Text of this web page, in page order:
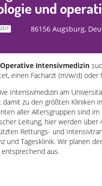
und
86156 Augsburg,
Intensivmedizin
einen Facharzt (m/w/d)
Intensivmedizin am
zu den größten Kliniken
aller Altersgruppen sind
Leitung, hier werden über
Rettungs- und
und Tagesklinik. Wir planen
aus.